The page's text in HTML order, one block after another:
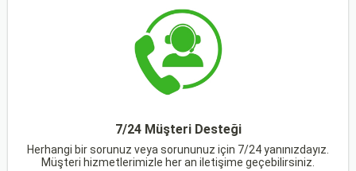
7/24 Müşteri Desteği
Herhangi bir sorunuz veya sorununuz için 7/24 yanınızdayız.
Müşteri hizmetlerimizle her an iletişime geçebilirsiniz.